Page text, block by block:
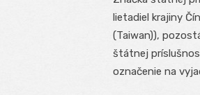
lietadiel krajiny
(Taiwan)),
štátnej
označenie na